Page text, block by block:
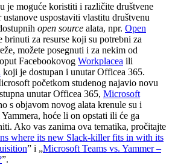
je moguće koristiti i različite društvene
uspostaviti vlastitu društvenu
open source alata, npr. Open
brinuti za resurse koji su potrebni za
možete posegnuti i za nekim od
Facebookovog Workplacea ili
koji je dostupan i unutar Officea 365.
početkom studenog najavio novu
unutar Officea 365, Microsoft
s objavom novog alata krenule su i
hoće li on opstati ili će ga
Ako vas zanima ova tematika, pročitajte
where its new Slack-killer fits in with its
” i „Microsoft Teams vs. Yammer –
”.